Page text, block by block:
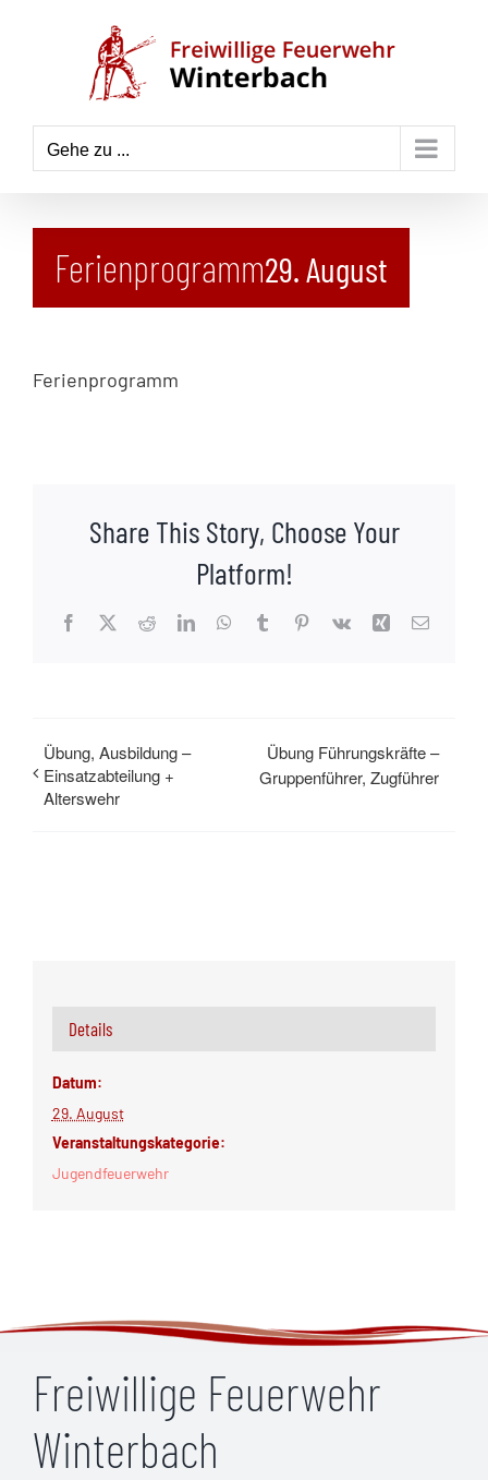
Gehe zu ...
Ferienprogramm29. August
Ferienprogramm
Share This Story, Choose Your
Platform!
Facebook
X RedditLinkedInWhatsApp
TumblrPinterest
Vk Xing E-
Übung, Ausbildung –
Einsatzabteilung +
Alterswehr
Übung Führungskräfte –
Gruppenführer, Zugführer
Details
Datum:
29. August
Veranstaltungskategorie:
Jugendfeuerwehr
Freiwillige Feuerwehr
Winterbach